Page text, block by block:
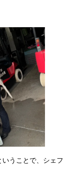
うことで、シェフ